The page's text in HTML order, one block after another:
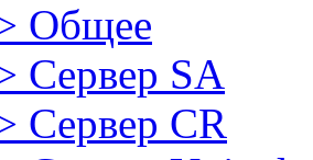
Общее
Сервер SA
Сервер CR